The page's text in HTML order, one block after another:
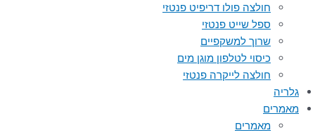
חולצה פולו דריפיט פנטזי
ספל שייט פנטזי
שרוך למשקפיים
כיסוי לטלפון מוגן מים
חולצה לייקרה פנטזי
גלריה
מאמרים
מאמרים